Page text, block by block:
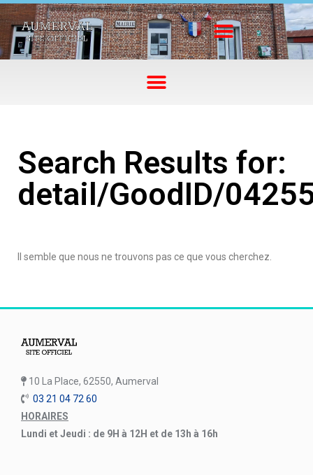
Search Results for:
detail/GoodID/
Il semble que nous ne trouvons pas ce que vous cherchez.
10 La Place, 62550, Aumerval
03 21 04 72 60
HORAIRES
Lundi et Jeudi : de 9H à 12H et de 13h à 16h